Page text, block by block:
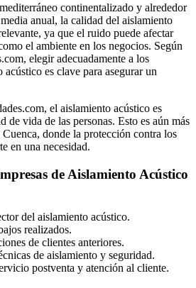
continentalizado y alrededor
anual, la calidad del aislamiento
ya que el ruido puede afectar
el ambiente en los negocios. Según
elegir adecuadamente a los
es clave para asegurar un
el aislamiento acústico es
de vida de las personas. Esto es aún más
donde la protección contra los
en una necesidad.
de Aislamiento Acústico
del aislamiento acústico.
realizados.
de clientes anteriores.
de aislamiento y seguridad.
postventa y atención al cliente.